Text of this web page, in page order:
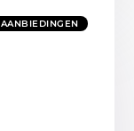
AANBIEDINGEN